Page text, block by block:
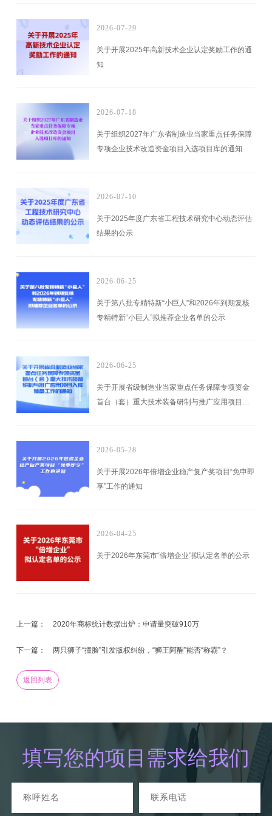
2026-07-29
关于开展2025年高新技术企业认定奖励工作的通
知
2026-07-18
关于组织2027年广东省制造业当家重点任务保障
专项企业技术改造资金项目入选项目库的通知
2026-07-10
关于2025年度广东省工程技术研究中心动态评估
结果的公示
2026-06-25
关于第八批专精特新“小巨人”和2026年到期复核
专精特新“小巨人”拟推荐企业名单的公示
2026-06-25
关于开展省级制造业当家重点任务保障专项资金
首台（套）重大技术装备研制与推广应用项目入
2026-05-28
关于开展2026年倍增企业稳产复产奖项目“免申即
享”工作的通知
2026-04-25
关于2026年东莞市“倍增企业”拟认定名单的公示
上一篇： 2020年商标统计数据出炉：申请量突破910万
下一篇： 两只狮子“撞脸”引发版权纠纷，“狮王阿醒”能否“称霸”？
返回列表
填写您的项目需求给我们